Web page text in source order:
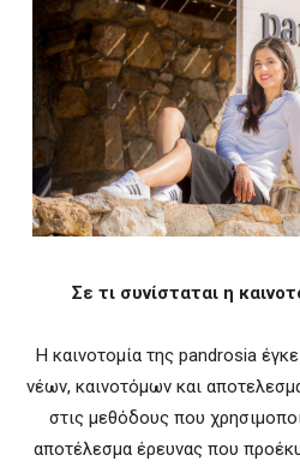
Σε τι συνίσταται η
Η καινοτομία της pandrosia
νέων, καινοτόμων και
στις μεθόδους που
αποτέλεσμα έρευνας που